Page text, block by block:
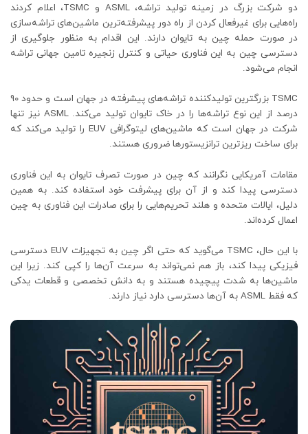
دو شرکت بزرگ در زمینه تولید تراشه، ASML و TSMC، اعلام کردند
راه‌هایی برای غیرفعال کردن از راه دور پیشرفته‌ترین ماشین‌های تراشه‌سازی
در صورت حمله چین به تایوان دارند. این اقدام به منظور جلوگیری از
دسترسی چین به این فناوری حیاتی و کنترل زنجیره تامین جهانی تراشه
انجام می‌شود.
TSMC بزرگترین تولیدکننده تراشه‌های پیشرفته در جهان است و حدود 90
درصد از این نوع تراشه‌ها را در خاک تایوان تولید می‌کند. ASML نیز تنها
شرکت در جهان است که ماشین‌های لیتوگرافی EUV را تولید می‌کند که
برای ساخت ریزترین ترانزیستورها ضروری هستند.
مقامات آمریکایی نگرانند که چین در صورت تصرف تایوان به این فناوری
دسترسی پیدا کند و از آن برای پیشرفت خود استفاده کند. به همین
دلیل، ایالات متحده و هلند تحریم‌هایی را برای صادرات این فناوری به چین
اعمال کرده‌اند.
با این حال، TSMC می‌گوید که حتی اگر چین به تجهیزات EUV دسترسی
فیزیکی پیدا کند، باز هم نمی‌تواند به سرعت آن‌ها را کپی کند. زیرا این
ماشین‌ها به شدت پیچیده هستند و به دانش تخصصی و قطعات یدکی
که فقط ASML به آن‌ها دسترسی دارد نیاز دارند.